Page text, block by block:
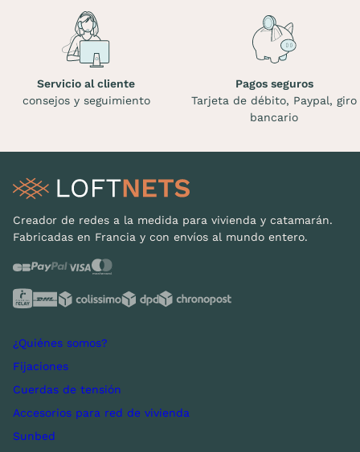
Servicio al cliente
consejos y seguimiento
Pagos seguros
Tarjeta de débito, Paypal, giro
bancario
Creador de redes a la medida para vivienda y catamarán.
Fabricadas en Francia y con envíos al mundo entero.
¿Quiénes somos?
Fijaciones
Cuerdas de tensión
Accesorios para red de vivienda
Sunbed